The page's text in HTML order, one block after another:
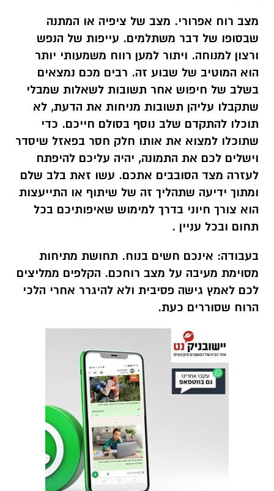
מצב רוח אפרורי. מצב של ציפיה או המתנה
שבסופו של דבר משתלמים. עייפות של הנפש
ורצון למנוחה. ויתור למען רווח משמעותי יותר
הוא המוטיב של שבוע זה. רבים מכם נמצאים
בשלב של חיפוש אחר תשובות לשאלות שמבלי
שתקבלו עליהן תשובות מניחות את הדעת, לא
תוכלו להתקדם שלב נוסף בסולם חייכם. כדי
שתוכלו למצוא את אותו חלק חסר בפאזל שיסדר
וישלים לכם את התמונה, יהיה עליכם להיפתח
לעזרה מצד הסובבים אתכם. עשו זאת בלב שלם
ומתוך ידיעה שתהליך זה של שיתוף או התייעצות
הוא צורך חיוני בדרך למימוש שאיפותיכם בכל
תחום ובכל עניין .
בעבודה: אינכם חשים בנוח. תחושת מתיחות
מסוימת מעיבה על מצב רוחכם. הקלפים ממליצים
לכם לאמץ גישה פסיבית ולא להיגרר אחרי הלכי
הרוח שסוררים כעת.